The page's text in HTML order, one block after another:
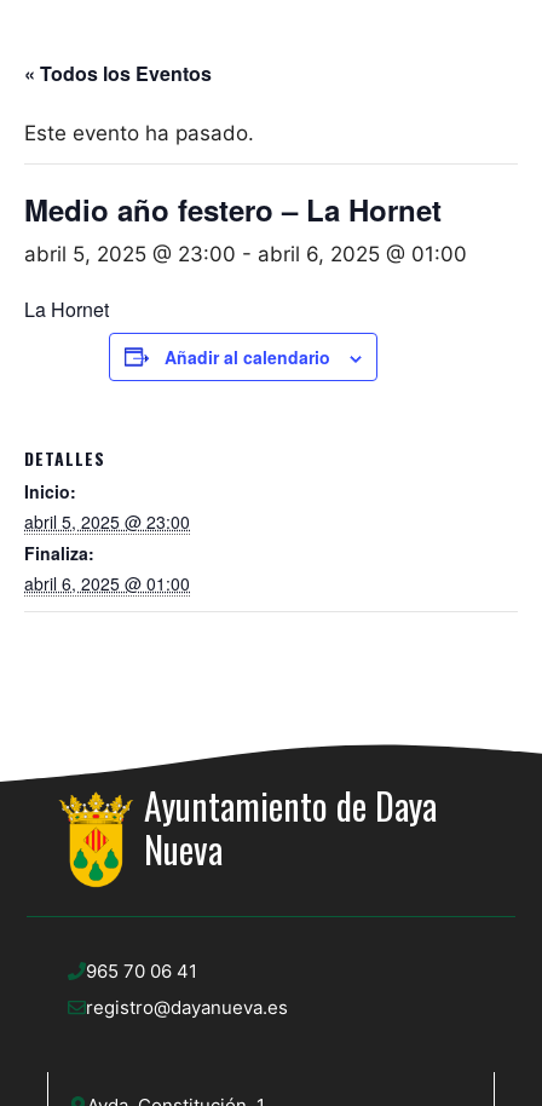
« Todos los Eventos
Este evento ha pasado.
Medio año festero – La Hornet
abril 5, 2025 @ 23:00 - abril 6, 2025 @ 01:00
La Hornet
Añadir al calendario
DETALLES
Inicio:
abril 5, 2025 @ 23:00
Finaliza:
abril 6, 2025 @ 01:00
Ayuntamiento de Daya
Nueva
965 70 06 41
registro@dayanueva.es